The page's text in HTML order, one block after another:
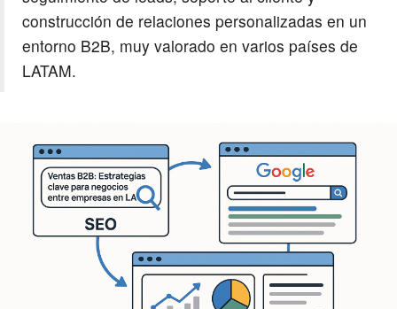
construcción de relaciones personalizadas en un
entorno B2B, muy valorado en varios países de
LATAM.